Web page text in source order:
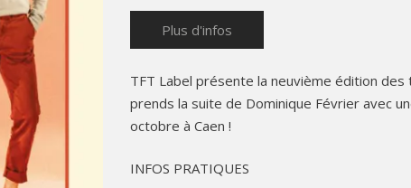
Plus d'infos
TFT Label présente la neuvième édition
prends la suite de Dominique Février avec
octobre à Caen !
INFOS PRATIQUES